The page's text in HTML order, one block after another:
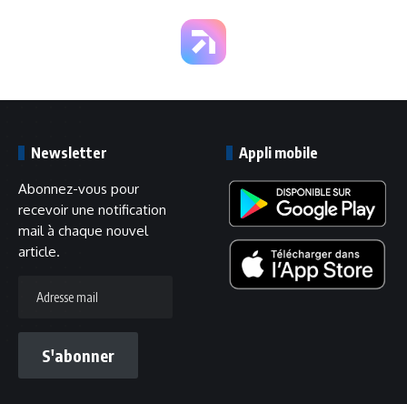
Newsletter
Abonnez-vous pour
recevoir une notification
mail à chaque nouvel
article.
mail
S'abonner
Appli mobile